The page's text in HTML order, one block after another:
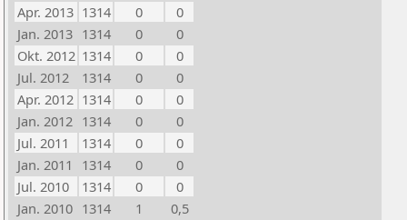
Apr. 2013 1314 0
0
Jan. 2013 1314 0
0
Okt. 2012 1314 0
0
Jul. 2012
1314 0
0
Apr. 2012 1314 0
0
Jan. 2012 1314 0
0
Jul. 2011
1314 0
0
Jan. 2011
1314 0
0
Jul. 2010
1314 0
0
Jan. 2010 1314 1
0,5